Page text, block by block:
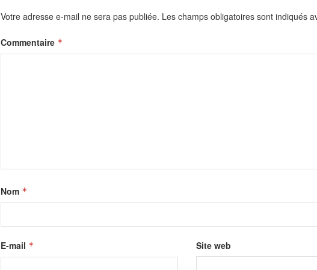
Votre adresse e-mail ne sera pas publiée. Les champs obligatoires sont indiqués
Commentaire *
Nom *
E-mail * Site web